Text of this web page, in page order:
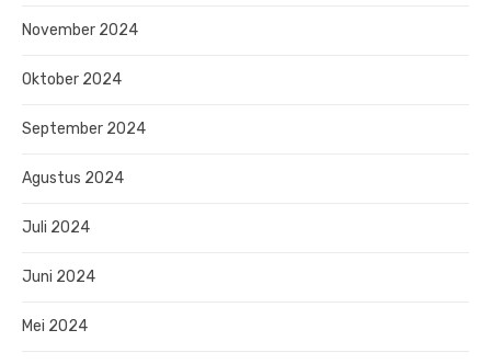
November 2024
Oktober 2024
September 2024
Agustus 2024
Juli 2024
Juni 2024
Mei 2024